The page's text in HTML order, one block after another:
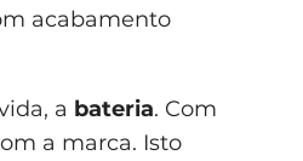
acabamento
a bateria. Com
a marca. Isto